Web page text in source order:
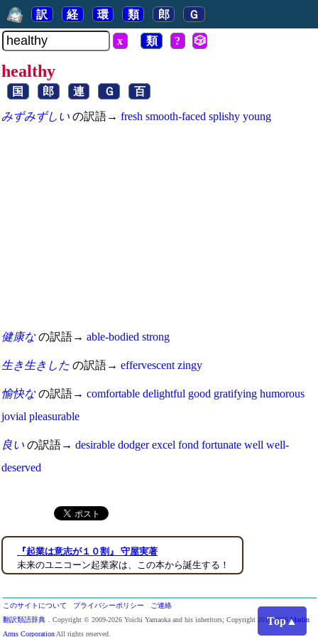
Top▲
訳 経 環 類 郎 Ｇ
x 類 ? 🎲
healthy
国 郎 連 Ｇ 百
みずみずしい の訳語→ fresh smooth-faced splishy young
健康なの訳語→ able-bodied strong
生き生きした の訳語→ effervescent zingy
愉快なの訳語→ comfortable delightful good gratifying humorous
jovial pleasurable
良い の訳語→ desirable dodger excel fond fortunate well well-
deserved
『起業は意志が１０割』 守屋実著
未来のユニコーン起業家は、この本から誕生する！
このサイトについて プライバシーポリシー
ご連絡
翻訳類語辞典 ．Copyright © 2009-2026 Yoichi Yamaoka and his inheritors; Copyright 2013-2026 Marlin
Arms Corporation All rights reserved.